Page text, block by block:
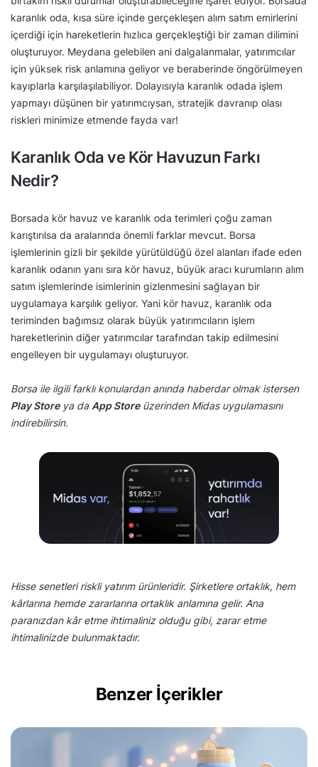
karanlık oda, kısa süre içinde gerçekleşen alım satım emirlerini
içerdiği için hareketlerin hızlıca gerçekleştiği bir zaman dilimini
oluşturuyor. Meydana gelebilen ani dalgalanmalar, yatırımcılar
için yüksek risk anlamına geliyor ve beraberinde öngörülmeyen
kayıplarla karşılaşılabiliyor. Dolayısıyla karanlık odada işlem
yapmayı düşünen bir yatırımcıysan, stratejik davranıp olası
riskleri minimize etmende fayda var!
Karanlık Oda ve Kör Havuzun Farkı
Nedir?
Borsada kör havuz ve karanlık oda terimleri çoğu zaman
karıştırılsa da aralarında önemli farklar mevcut. Borsa
işlemlerinin gizli bir şekilde yürütüldüğü özel alanları ifade eden
karanlık odanın yanı sıra kör havuz, büyük aracı kurumların alım
satım işlemlerinde isimlerinin gizlenmesini sağlayan bir
uygulamaya karşılık geliyor. Yani kör havuz, karanlık oda
teriminden bağımsız olarak büyük yatırımcıların işlem
hareketlerinin diğer yatırımcılar tarafından takip edilmesini
engelleyen bir uygulamayı oluşturuyor.
Borsa ile ilgili farklı konulardan anında haberdar olmak istersen
Play Storeya da App Storeüzerinden Midas uygulamasını
indirebilirsin.
Hisse senetleri riskli yatırım ürünleridir. Şirketlere ortaklık, hem
kârlarına hemde zararlarına ortaklık anlamına gelir. Ana
paranızdan kâr etme ihtimaliniz olduğu gibi, zarar etme
ihtimalinizde bulunmaktadır.
Benzer İçerikler